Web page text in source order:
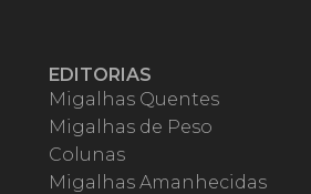
EDITORIAS
Migalhas Quentes
Migalhas de Peso
Colunas
Migalhas Amanhecidas